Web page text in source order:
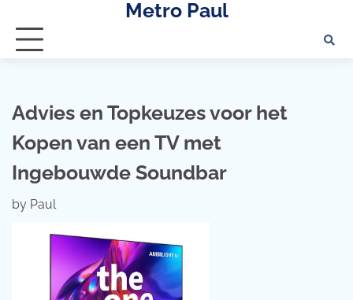
content
Metro Paul
Advies en Topkeuzes voor het
Kopen van een TV met
Ingebouwde Soundbar
by Paul